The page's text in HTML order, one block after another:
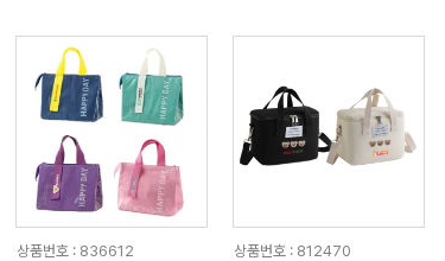
상품번호 : 836612
상품번호 : 812470